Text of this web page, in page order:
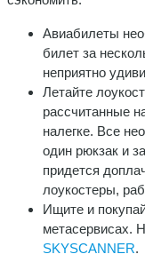
Авиабилеты
билет за
неприятно
Летайте
рассчитанные
налегке. Все
один рюкзак и
придется
лоукостеры,
Ищите и
метасервисах.
SKYSCANNER.